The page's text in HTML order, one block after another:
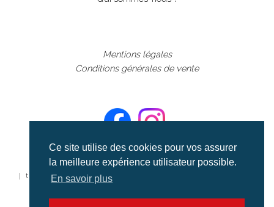
Ce site utilise des cookies pour vos assurer
la meilleure expérience utilisateur possible.
En savoir plus
Mentions légales
Conditions générales de vente
©aerialcollection marque déposée 2024
| tous droits réservés | aerialcollection.fr banque d'images
aériennes et documentaires video et cinéma |